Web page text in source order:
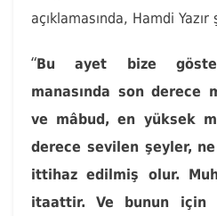
açıklamasında, Hamdi
“Bu ayet bize
manasında son derece
ve mâbud, en yüksek
derece sevilen şeyler,
ittihaz edilmiş olur.
itaattir. Ve bunun için